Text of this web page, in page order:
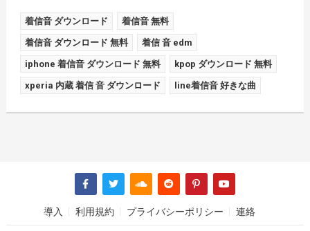
着信音 ダウンロード 着信音 無料
着信音 ダウンロード 無料 着信 音 edm
iphone 着信音 ダウンロード 無料 kpop ダウンロード 無料
xperia 内蔵 着信 音 ダウンロード line着信音 好きな曲
導入 利用規約 プライバシーポリシー 連絡